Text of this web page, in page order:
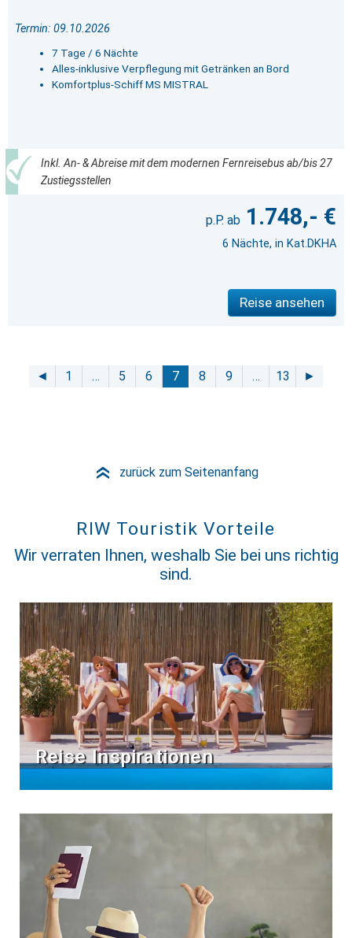
Termin: 09.10.2026
7 Tage / 6 Nächte
Alles-inklusive Verpflegung mit Getränken an Bord
Komfortplus-Schiff MS MISTRAL
Inkl. An- & Abreise mit dem modernen Fernreisebus ab/bis 27
Zustiegsstellen
1.748,- €
6 Nächte, in Kat.DKHA
Reise ansehen
◄ 1 … 5 6 7 8 9 … 13 ►
» zurück zum Seitenanfang
RIW Touristik Vorteile
Wir verraten Ihnen, weshalb Sie bei uns richtig
sind.
Reise Inspirationen